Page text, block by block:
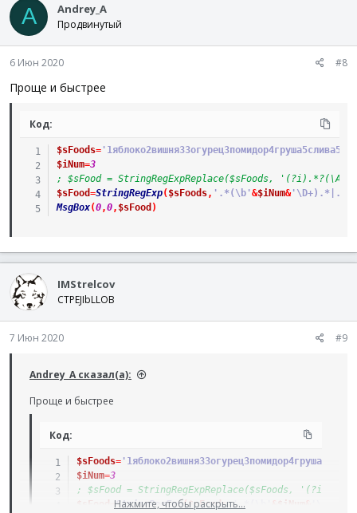
A Andrey_A
Продвинутый
6 Июн 2020 #8
Проще и быстрее
Код:
$sFoods=
$iNum=3
; $sFood = StringRegExpReplace($sFoods,
$sFood=StringRegExp($sFoods, '.*(\b'&$iNum&
MsgBox(0,0, $sFood )
IMStrelcov
CTPEJIbLLOB
7 Июн 2020 #9
Andrey_A сказал(а):
Проще и быстрее
Код:
$sFoods=
$iNum=3
; $sFood = StringRegExpReplace($sFoods,
$sFood =StringRegExp($sFoods,'.*(\b' $iNum
Нажмите, чтобы раскрыть...